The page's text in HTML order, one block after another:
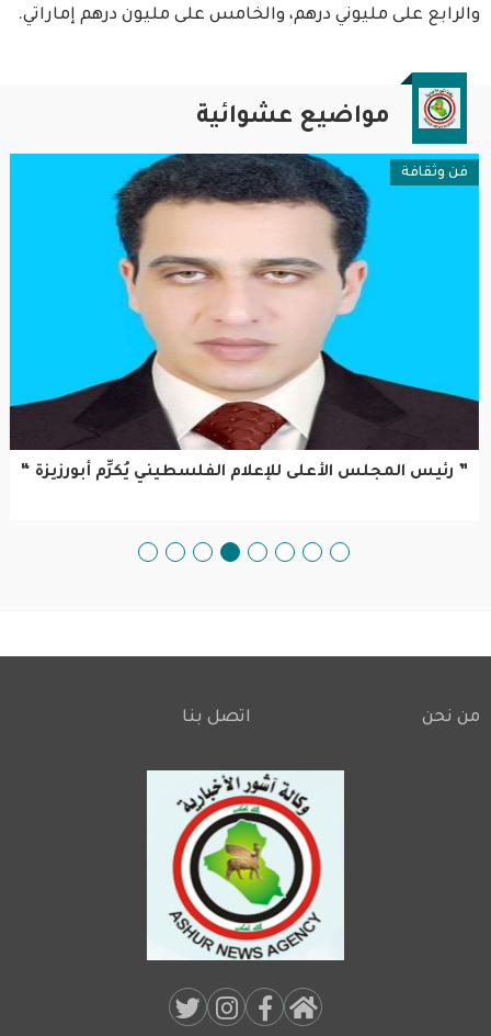
والرابع على مليوني درهم، والخامس على مليون درهم إماراتي.
مواضيع عشوائية
فن وثقافة
” رئيس المجلس الأعلى للإعلام الفلسطيني يُكرِّم أبورزيزة “
Footer
من نحن اتصل بنا